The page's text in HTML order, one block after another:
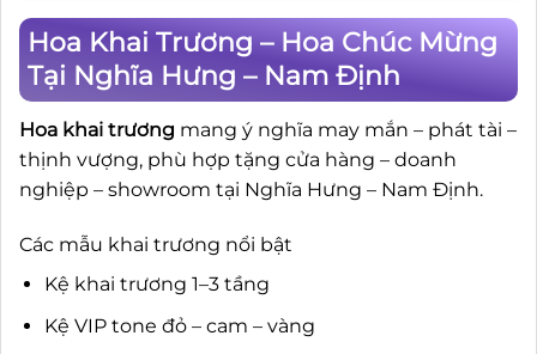
Hoa Khai Trương – Hoa Chúc Mừng
Tại Nghĩa Hưng – Nam Định
Hoa khai trương mang ý nghĩa may mắn – phát tài –
thịnh vượng, phù hợp tặng cửa hàng – doanh
nghiệp – showroom tại Nghĩa Hưng – Nam Định.
Các mẫu khai trương nổi bật
Kệ khai trương 1–3 tầng
Kệ VIP tone đỏ – cam – vàng